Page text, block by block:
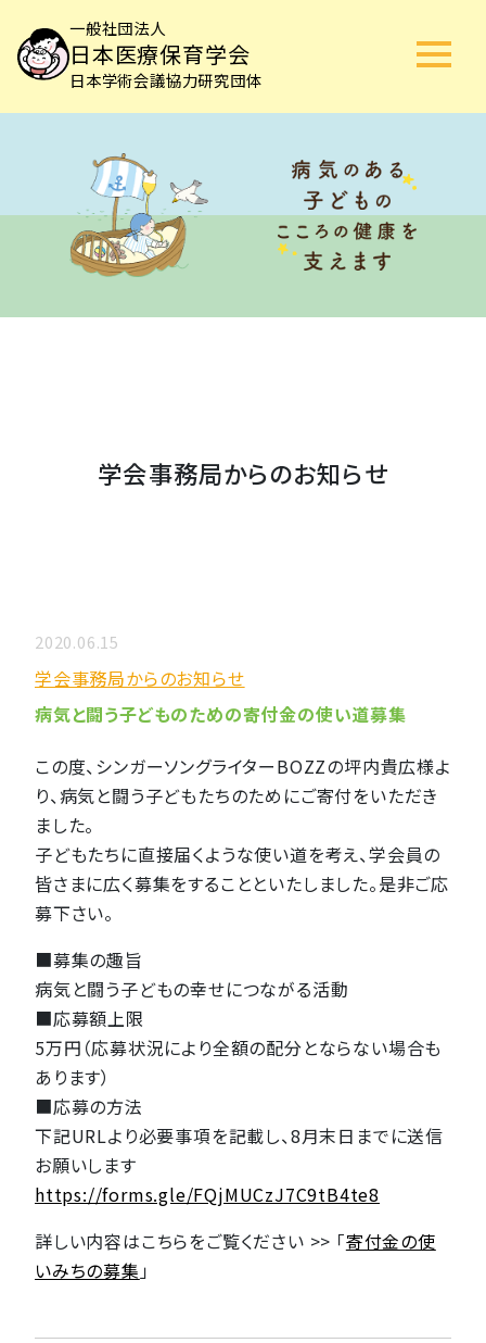
一般社団法人
日本医療保育学会
日本学術会議協力研究団体
学会事務局からのお知らせ
2020.06.15
学会事務局からのお知らせ
病気と闘う子どものための寄付金の使い道募集
この度、シンガーソングライターBOZZの坪内貴広様よ
り、病気と闘う子どもたちのためにご寄付をいただき
ました。
子どもたちに直接届くような使い道を考え、学会員の
皆さまに広く募集をすることといたしました。是非ご応
募下さい。
■募集の趣旨
病気と闘う子どもの幸せにつながる活動
■応募額上限
5万円（応募状況により全額の配分とならない場合も
あります）
■応募の方法
下記URLより必要事項を記載し、8月末日までに送信
お願いします
https://forms.gle/FQjMUCzJ7C9tB4te8
詳しい内容はこちらをご覧ください >> 「寄付金の使
いみちの募集」